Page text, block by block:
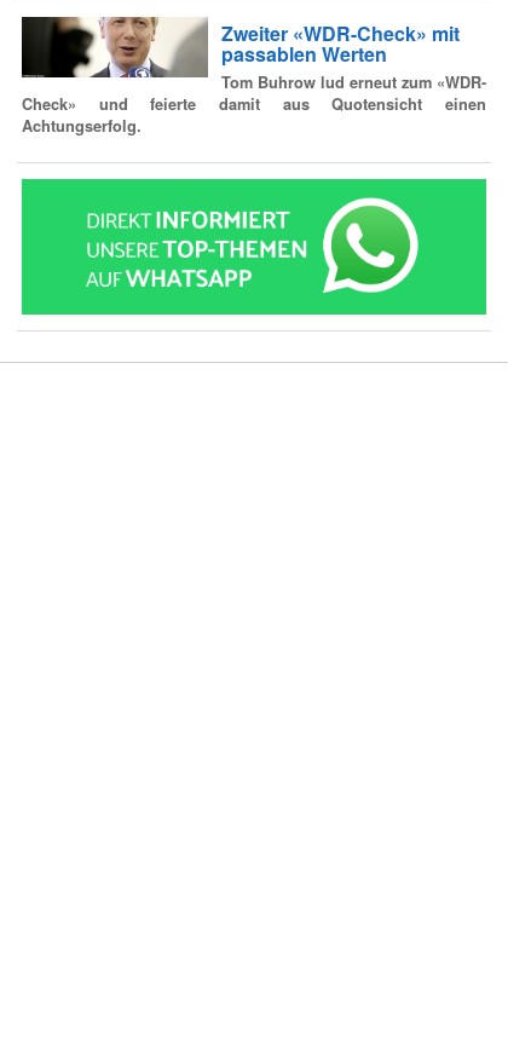
Zweiter «WDR-Check» mit
passablen Werten
Tom Buhrow lud erneut zum «WDR-
Check» und feierte damit aus Quotensicht einen
Achtungserfolg.